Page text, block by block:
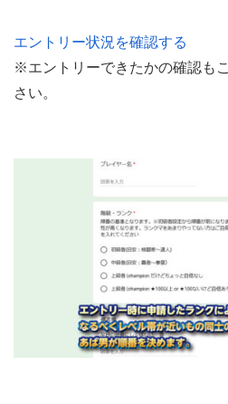
エントリー状況を確認する
※エントリーできたかの確認も
さい。